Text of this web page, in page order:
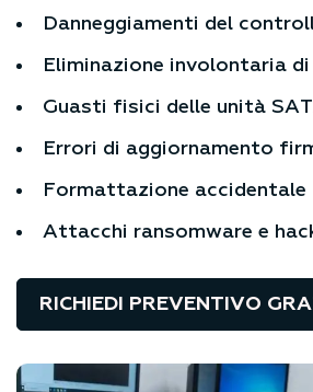
Danneggiamenti del
Eliminazione involontaria
Guasti fisici delle unità
Errori di aggiornamento
Formattazione accidentale
Attacchi ransomware e
RICHIEDI PREVENTIVO